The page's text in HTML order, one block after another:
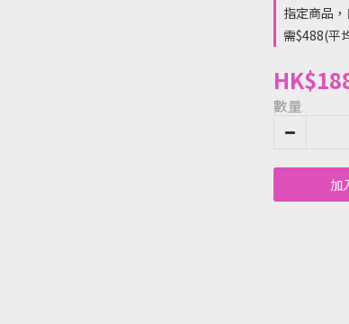
指定商品
需$488(平
數量
加